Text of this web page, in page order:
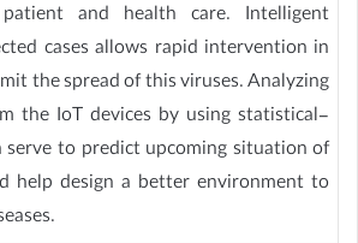
and health care. Intelligent
cases allows rapid intervention in
the spread of this viruses. Analyzing
the IoT devices by using statistical-
serve to predict upcoming situation of
help design a better environment to